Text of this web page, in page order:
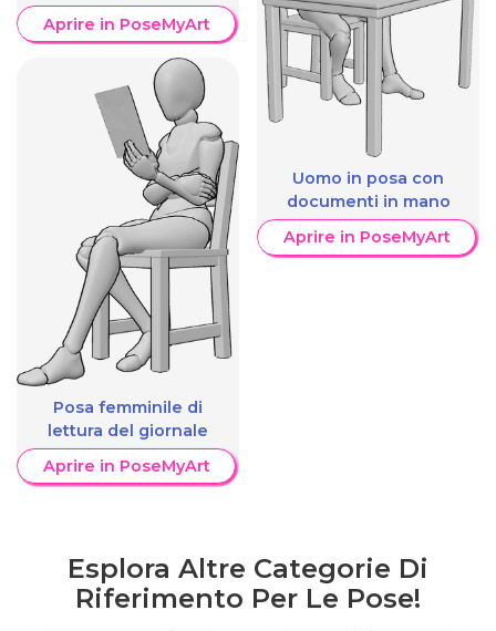
Aprire in PoseMyArt
Posa femminile di
lettura del giornale
Aprire in PoseMyArt
Uomo in posa con
documenti in mano
Aprire in PoseMyArt
Esplora Altre Categorie Di
Riferimento Per Le Pose!